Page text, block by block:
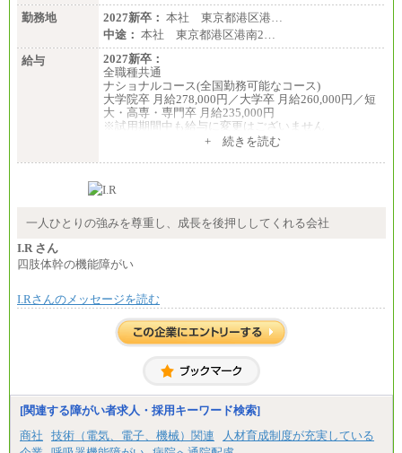
勤務地
2027新卒： 本社 東京都港区港…
中途： 本社 東京都港区港南2…
給与
2027新卒：
全職種共通
ナショナルコース(全国勤務可能なコース)
大学院卒 月給278,000円／大学卒 月給260,000円／短
大・高専・専門卒 月給235,000円
※試用期間中も給与に変更はございません
大学院卒 月給264,000円／大学卒 月給250,000円／短
※試用期間中も給与に変更はございません
月給：250,000円～400,000円
+ 続きを読む
一人ひとりの強みを尊重し、成長を後押ししてくれる会社
I.R さん
四肢体幹の機能障がい
I.Rさんのメッセージを読む
[関連する障がい者求人・採用キーワード検索]
商社
技術（電気、電子、機械）関連
人材育成制度が充実している